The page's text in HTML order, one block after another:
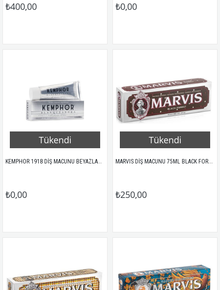
₺400,00 ₺0,00
Tükendi
KEMPHOR 1918 DİŞ MACUNU BEYAZLATICI 75ML
₺0,00
Tükendi
MARVIS DİŞ MACUNU 75ML BLACK FOREST
₺250,00